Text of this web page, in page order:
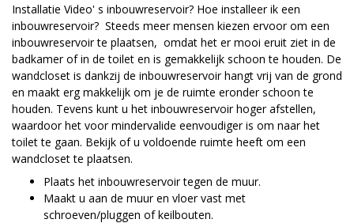
Installatie Video' s inbouwreservoir? Hoe installeer ik een
inbouwreservoir? Steeds meer mensen kiezen ervoor om een
inbouwreservoir te plaatsen, omdat het er mooi eruit ziet in de
badkamer of in de toilet en is gemakkelijk schoon te houden. De
wandcloset is dankzij de inbouwreservoir hangt vrij van de grond
en maakt erg makkelijk om je de ruimte eronder schoon te
houden. Tevens kunt u het inbouwreservoir hoger afstellen,
waardoor het voor mindervalide eenvoudiger is om naar het
toilet te gaan. Bekijk of u voldoende ruimte heeft om een
wandcloset te plaatsen.
Plaats het inbouwreservoir tegen de muur.
Maakt u aan de muur en vloer vast met
schroeven/pluggen of keilbouten.